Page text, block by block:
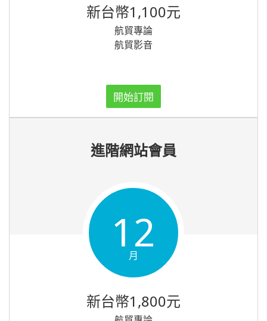
新台幣1,100元
航貿專論
航貿影音
開始訂閱
進階網站會員
12
月
新台幣1,800元